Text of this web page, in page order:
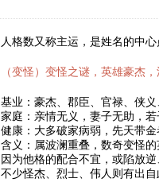
人格数又称主运，是姓名的中心
（变怪）变怪之谜，英雄豪杰
基业：豪杰、郡臣、官禄、侠义
家庭：亲情无义，妻子无助，若
健康：大多破家病弱，先天带
含义：属波澜重叠，数奇变怪
因为他格的配合不宜，或陷放
不少怪杰、烈士、伟人则有出自